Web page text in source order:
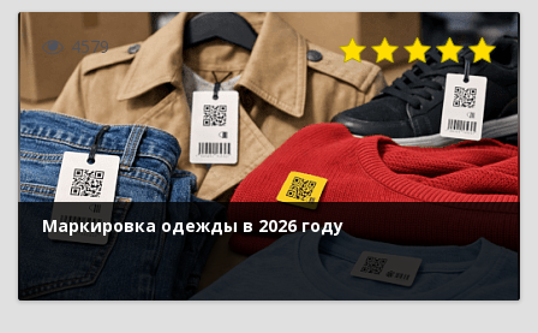
4579
Маркировка одежды в 2026 году